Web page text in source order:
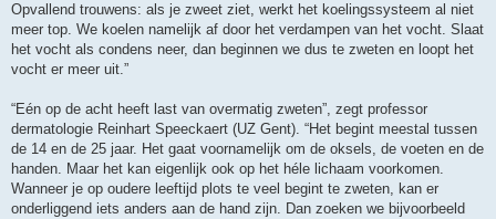
Opvallend trouwens: als je zweet ziet, werkt het koelingssysteem al niet
meer top. We koelen namelijk af door het verdampen van het vocht. Slaat
het vocht als condens neer, dan beginnen we dus te zweten en loopt het
vocht er meer uit.”
“Eén op de acht heeft last van overmatig zweten”, zegt professor
dermatologie Reinhart Speeckaert (UZ Gent). “Het begint meestal tussen
de 14 en de 25 jaar. Het gaat voornamelijk om de oksels, de voeten en de
handen. Maar het kan eigenlijk ook op het héle lichaam voorkomen.
Wanneer je op oudere leeftijd plots te veel begint te zweten, kan er
onderliggend iets anders aan de hand zijn. Dan zoeken we bijvoorbeeld